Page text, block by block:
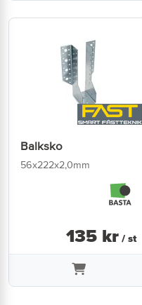
Balksko
56x222x2,0mm
135 kr / st